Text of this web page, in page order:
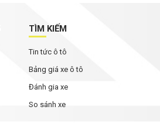
TÌM KIẾM
Tin tức ô tô
Bảng giá xe ô tô
Đánh gia xe
So sánh xe